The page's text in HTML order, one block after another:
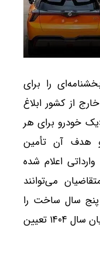
را برای
از کشور ابلاغ
خودرو برای هر
هدف آن تأمین
اعلام شده
می‌توانند
پنج سال ساخت را
وارد کنند و مهلت ثبت سفارش تا پایان سال ۱۴۰۴ تعیین